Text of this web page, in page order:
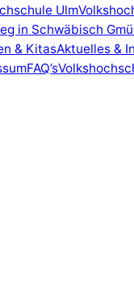
Ulm
in Schwäbisch
& KitasAktuelles &
FAQ’s